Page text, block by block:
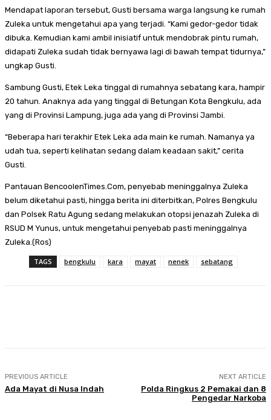
Mendapat laporan tersebut, Gusti bersama warga langsung ke rumah
Zuleka untuk mengetahui apa yang terjadi. “Kami gedor-gedor tidak
dibuka. Kemudian kami ambil inisiatif untuk mendobrak pintu rumah,
didapati Zuleka sudah tidak bernyawa lagi di bawah tempat tidurnya,”
ungkap Gusti.
Sambung Gusti, Etek Leka tinggal di rumahnya sebatang kara, hampir
20 tahun. Anaknya ada yang tinggal di Betungan Kota Bengkulu, ada
yang di Provinsi Lampung, juga ada yang di Provinsi Jambi.
“Beberapa hari terakhir Etek Leka ada main ke rumah. Namanya ya
udah tua, seperti kelihatan sedang dalam keadaan sakit,” cerita
Gusti.
Pantauan BencoolenTimes.Com, penyebab meninggalnya Zuleka
belum diketahui pasti, hingga berita ini diterbitkan, Polres Bengkulu
dan Polsek Ratu Agung sedang melakukan otopsi jenazah Zuleka di
RSUD M Yunus, untuk mengetahui penyebab pasti meninggalnya
Zuleka.(Ros)
TAGS bengkulu kara mayat nenek sebatang
PREVIOUS ARTICLE
Ada Mayat di Nusa Indah
NEXT ARTICLE
Polda Ringkus 2 Pemakai dan 8
Pengedar Narkoba